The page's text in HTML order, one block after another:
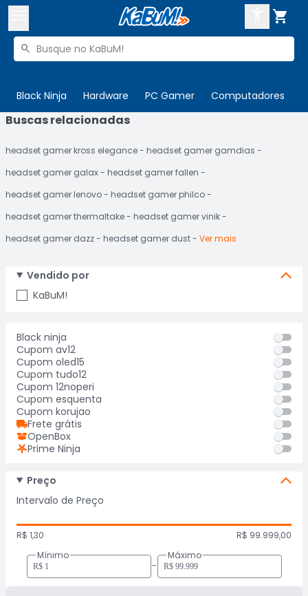

Buscar produtos

Black Ninja Hardware PC Gamer Computadores

 Departamentos
Cupons
Mais Vendidos
ENTRE
CADASTRE-SE
Buscas relacionadas
headset gamer kross elegance
headset gamer gamdias
headset gamer galax
headset gamer fallen
headset gamer lenovo
headset gamer philco
headset gamer thermaltake
headset gamer vinik
headset gamer dazz
headset gamer dust Ver mais
Vendido por
KaBuM!
Black ninja
Cupom av12
Cupom oled15
Cupom tudo12
Cupom 12noperi
Cupom esquenta
Cupom korujao
Frete grátis
OpenBox
Prime Ninja
Preço
Intervalo de Preço
R$ 1,30
R$ 99.999,00
Mínimo
-
Máximo